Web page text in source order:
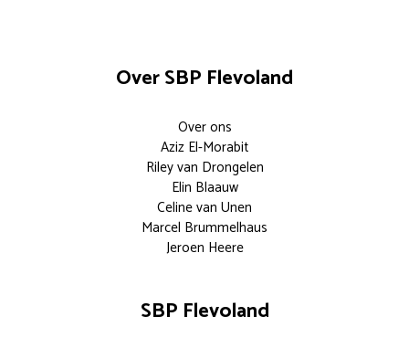
Over SBP Flevoland
Over ons
Aziz El-Morabit
Riley van Drongelen
Elin Blaauw
Celine van Unen
Marcel Brummelhaus
Jeroen Heere
SBP Flevoland